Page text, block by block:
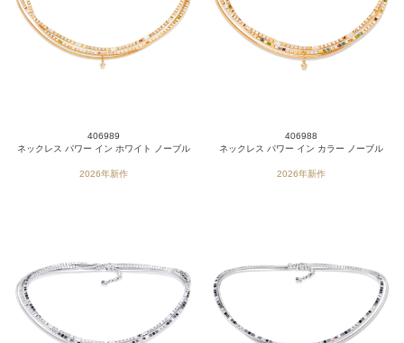
406989
ネックレス パワー イン ホワイト ノーブル
2026年新作
406988
ネックレス パワー イン カラー ノーブル
2026年新作